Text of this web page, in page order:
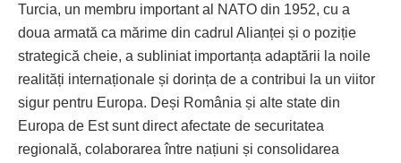
Turcia, un membru important al NATO din 1952, cu a
doua armată ca mărime din cadrul Alianței și o poziție
strategică cheie, a subliniat importanța adaptării la noile
realități internaționale și dorința de a contribui la un viitor
sigur pentru Europa. Deși România și alte state din
Europa de Est sunt direct afectate de securitatea
regională, colaborarea între națiuni și consolidarea